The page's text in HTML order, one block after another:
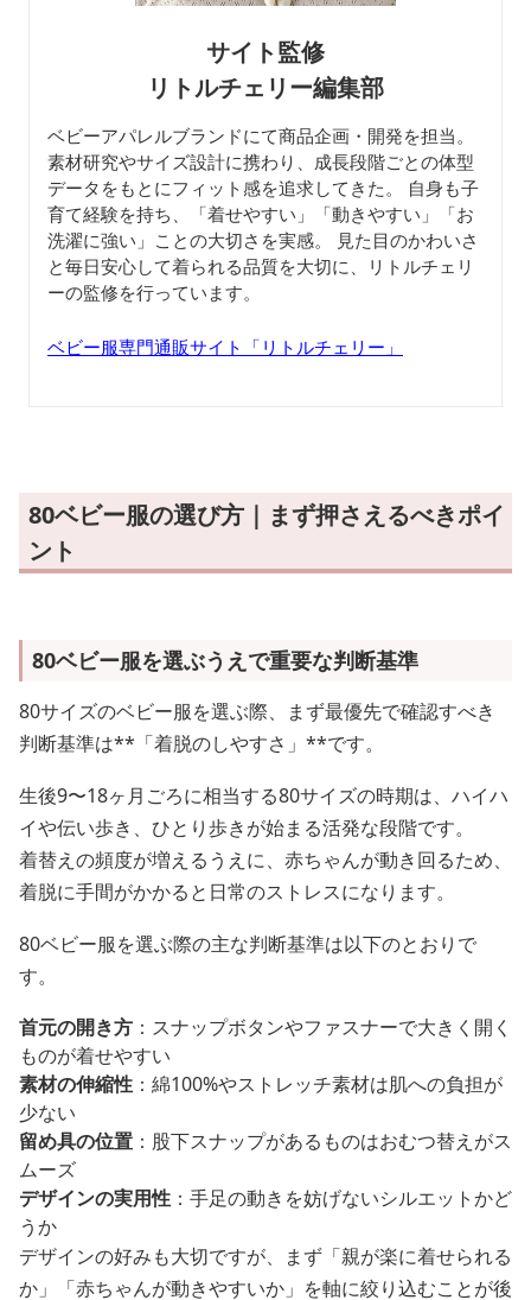
サイト監修
リトルチェリー編集部
ベビーアパレルブランドにて商品企画・開発を担当。
素材研究やサイズ設計に携わり、成長段階ごとの体型
データをもとにフィット感を追求してきた。 自身も子
育て経験を持ち、「着せやすい」「動きやすい」「お
洗濯に強い」ことの大切さを実感。 見た目のかわいさ
と毎日安心して着られる品質を大切に、リトルチェリ
ーの監修を行っています。
ベビー服専門通販サイト「リトルチェリー」
80ベビー服の選び方｜まず押さえるべきポイ
ント
80ベビー服を選ぶうえで重要な判断基準
80サイズのベビー服を選ぶ際、まず最優先で確認すべき
判断基準は**「着脱のしやすさ」**です。
生後9〜18ヶ月ごろに相当する80サイズの時期は、ハイハ
イや伝い歩き、ひとり歩きが始まる活発な段階です。
着替えの頻度が増えるうえに、赤ちゃんが動き回るため、
着脱に手間がかかると日常のストレスになります。
80ベビー服を選ぶ際の主な判断基準は以下のとおりで
す。
首元の開き方 ：スナップボタンやファスナーで大きく開く
ものが着せやすい
素材の伸縮性 ：綿100%やストレッチ素材は肌への負担が
少ない
留め具の位置 ：股下スナップがあるものはおむつ替えがス
ムーズ
デザインの実用性 ：手足の動きを妨げないシルエットかど
うか
デザインの好みも大切ですが、まず「親が楽に着せられる
か」「赤ちゃんが動きやすいか」を軸に絞り込むことが後